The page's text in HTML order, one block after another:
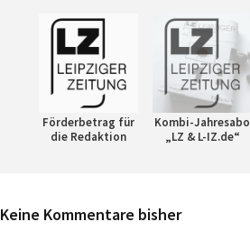
Förderbetrag für
die Redaktion
Kombi-Jahresabo
„LZ & L-IZ.de“
Keine Kommentare bisher